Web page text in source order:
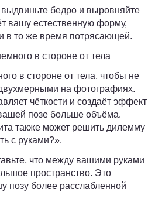
выдвиньте бедро и выровняйте
вашу естественную форму,
в то же время потрясающей.
в стороне от тела
в стороне от тела, чтобы не
на фотографиях.
чёткости и создаёт эффект
позе больше объёма.
также может решить дилемму
с руками?».
что между вашими руками
пространство. Это
позу более расслабленной